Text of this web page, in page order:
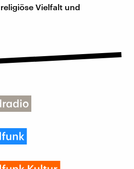
Vielfalt und